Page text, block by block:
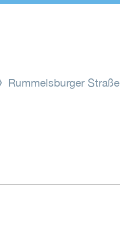
Rummelsburger Straße